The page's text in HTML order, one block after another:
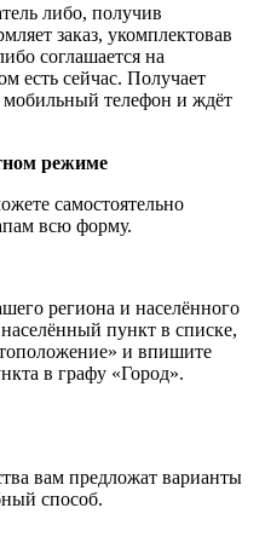
либо, получив
заказ, укомплектовав
соглашается на
есть сейчас. Получает
телефон и ждёт
режиме
самостоятельно
всю форму.
региона и населённого
пункт в списке,
и впишите
в графу «Город».
вам предложат варианты
способ.